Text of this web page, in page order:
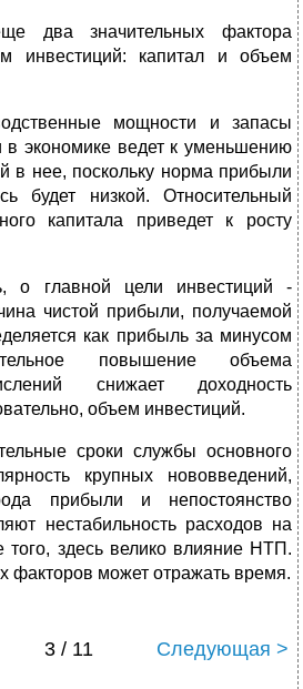
два значительных фактора
инвестиций: капитал и объем
мощности и запасы
в экономике ведет к уменьшению
в нее, поскольку норма прибыли
будет низкой. Относительный
капитала приведет к росту
о главной цели инвестиций -
чистой прибыли, получаемой
как прибыль за минусом
повышение объема
снижает доходность
объем инвестиций.
сроки службы основного
крупных нововведений,
прибыли и непостоянство
нестабильность расходов на
того, здесь велико влияние НТП.
факторов может отражать время.
3 / 11 Следующая >